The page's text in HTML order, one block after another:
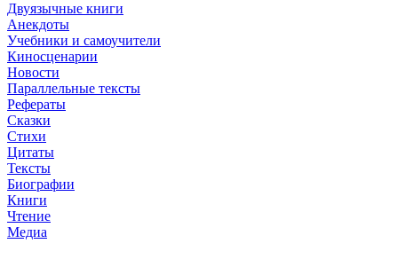
Двуязычные книги
Анекдоты
Учебники и самоучители
Киносценарии
Новости
Параллельные тексты
Рефераты
Сказки
Стихи
Цитаты
Тексты
Биографии
Книги
Чтение
Медиа